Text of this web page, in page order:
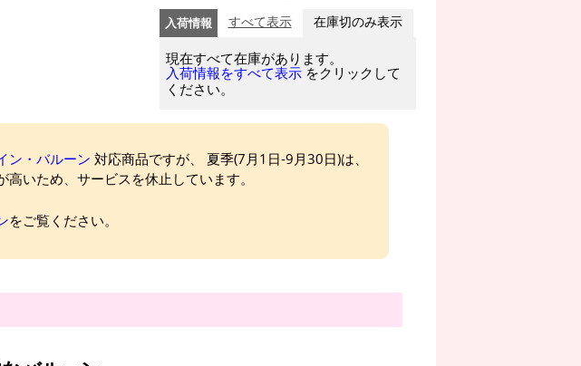
入荷情報 すべて表示 在庫切のみ表示
現在すべて在庫があります。
入荷情報をすべて表示 をクリックして
ください。
ン・バルーン 対応商品ですが、 夏季(7月1日-9月30日)は、
いため、サービスを休止しています。
をご覧ください。